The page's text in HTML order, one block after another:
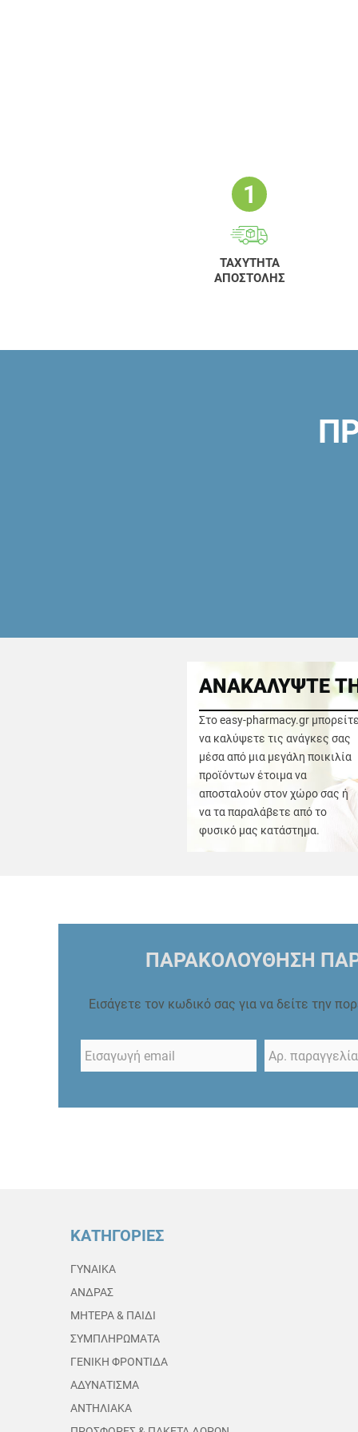
ΤΑΧΥΤΗΤΑ
ΑΠΟΣΤΟΛΗΣ
ΑΝΑΚΑΛΥΨΤΕ
Στο easy-pharmacy.gr μπορείτε
να καλύψετε τις ανάγκες σας
μέσα από μια μεγάλη ποικιλία
προϊόντων έτοιμα να
αποσταλούν στον χώρο σας ή
να τα παραλάβετε από το
φυσικό μας κατάστημα.
ΠΑΡΑΚΟΛΟΥΘΗΣΗ
Εισάγετε τον κωδικό σας για να δείτε την
ΚΑΤΗΓΟΡΙΕΣ
ΓΥΝΑΙΚΑ
ΑΝΔΡΑΣ
ΜΗΤΕΡΑ & ΠΑΙΔΙ
ΣΥΜΠΛΗΡΩΜΑΤΑ
ΓΕΝΙΚΗ ΦΡΟΝΤΙΔΑ
ΑΔΥΝΑΤΙΣΜΑ
ΑΝΤΗΛΙΑΚΑ